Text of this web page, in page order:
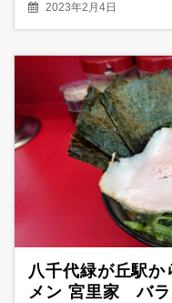
2023年2月4日
八千代緑が丘駅
メン 宮里家 バラ